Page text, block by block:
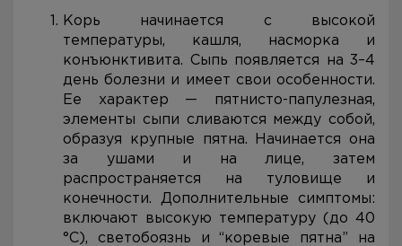
Корь начинается с высокой
температуры, кашля, насморка и
конъюнктивита. Сыпь появляется на 3–4
день болезни и имеет свои особенности.
Ее характер — пятнисто-папулезная,
элементы сыпи сливаются между собой,
образуя крупные пятна. Начинается она
за ушами и на лице, затем
распространяется на туловище и
конечности. Дополнительные симптомы:
включают высокую температуру (до 40
°C), светобоязнь и “коревые пятна” на